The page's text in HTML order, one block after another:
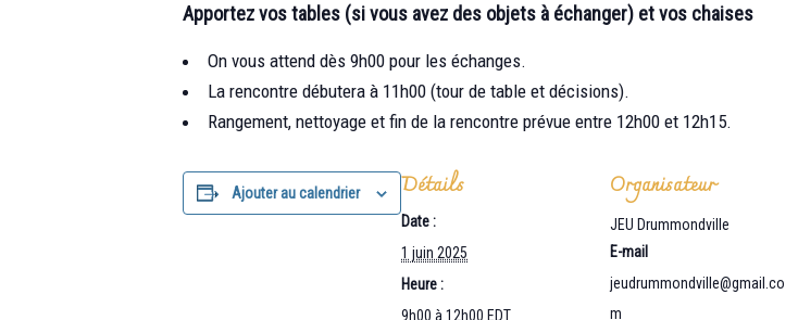
Apportez vos tables (si vous avez des objets à échanger) et vos chaises
On vous attend dès 9h00 pour les échanges.
La rencontre débutera à 11h00 (tour de table et décisions).
Rangement, nettoyage et fin de la rencontre prévue entre 12h00 et 12h15.
Ajouter au calendrier Détails
Date :
1 juin 2025
Heure :
9h00 à 12h00 EDT
Organisateur
JEU Drummondville
E-mail
jeudrummondville@gmail.co
m